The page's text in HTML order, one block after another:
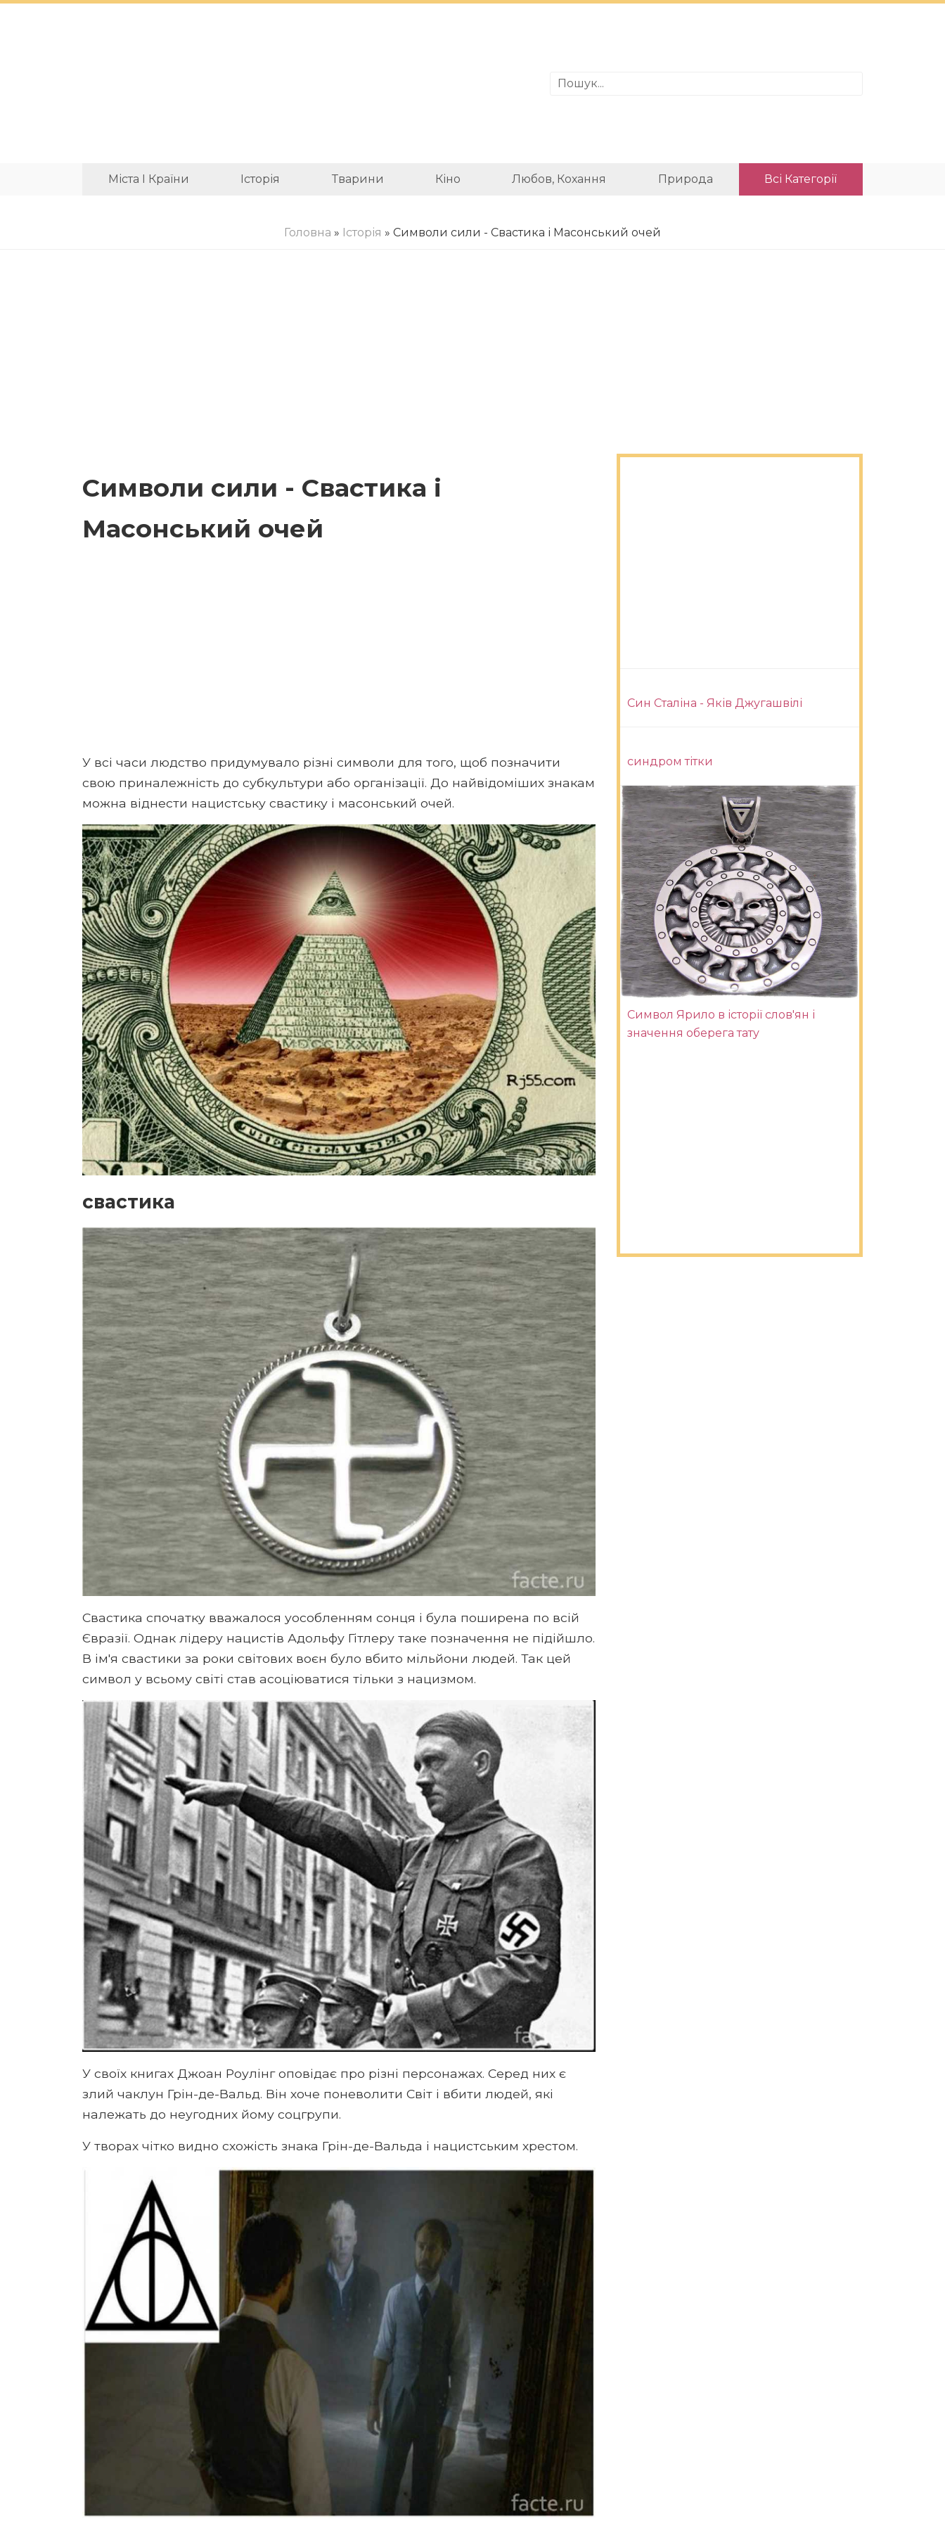
Міста І Країни Історія Тварини Кіно Любов, Кохання Природа Всі Категорії
Головна » Історія » Символи сили - Свастика і Масонський очей
Символи сили - Свастика і
Масонський очей
У всі часи людство придумувало різні символи для того, щоб позначити
свою приналежність до субкультури або організації. До найвідоміших знакам
можна віднести нацистську свастику і масонський очей.
свастика
Свастика спочатку вважалося уособленням сонця і була поширена по всій
Євразії. Однак лідеру нацистів Адольфу Гітлеру таке позначення не підійшло.
В ім'я свастики за роки світових воєн було вбито мільйони людей. Так цей
символ у всьому світі став асоціюватися тільки з нацизмом.
У своїх книгах Джоан Роулінг оповідає про різні персонажах. Серед них є
злий чаклун Грін-де-Вальд. Він хоче поневолити Світ і вбити людей, які
належать до неугодних йому соцгрупи.
У творах чітко видно схожість знака Грін-де-Вальда і нацистським хрестом.
Син Сталіна - Яків Джугашвілі
синдром тітки
Символ Ярило в історії слов'ян і
значення оберега тату